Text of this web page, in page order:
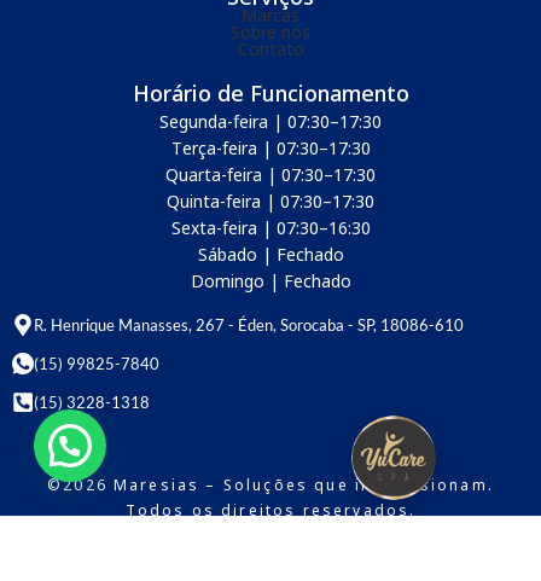
Marcas
Sobre nós
Contato
Horário de Funcionamento
Segunda-feira | 07:30–17:30
Terça-feira | 07:30–17:30
Quarta-feira | 07:30–17:30
Quinta-feira | 07:30–17:30
Sexta-feira | 07:30–16:30
Sábado | Fechado
Domingo | Fechado
R. Henrique Manasses, 267 - Éden, Sorocaba - SP, 18086-610
(15) 99825-7840​
(15) 3228-1318
©2026 Maresias – Soluções que impressionam.
Todos os direitos reservados.